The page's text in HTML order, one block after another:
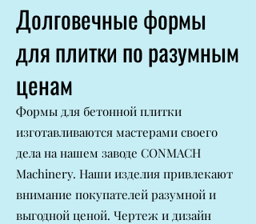
Долговечные формы
для плитки по разумным
ценам
Формы для бетонной плитки
изготавливаются мастерами своего
дела на нашем заводе CONMACH
Machinery. Наши изделия привлекают
внимание покупателей разумной и
выгодной ценой. Чертеж и дизайн